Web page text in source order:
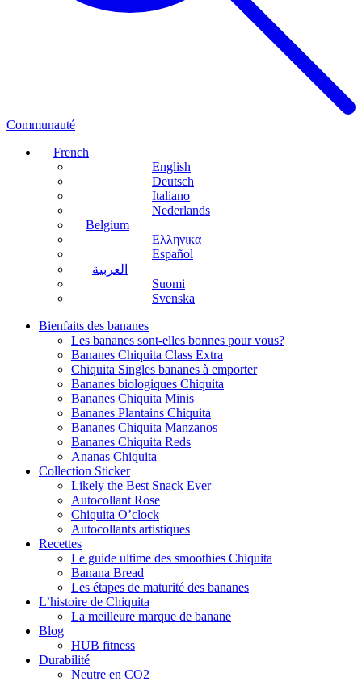
Communauté
French
English
Deutsch
Italiano
Nederlands
Belgium
Ελληνικα
Español
العربية
Suomi
Svenska
Bienfaits des bananes
Les bananes sont-elles bonnes pour vous?
Bananes Chiquita Class Extra
Chiquita Singles bananes à emporter
Bananes biologiques Chiquita
Bananes Chiquita Minis
Bananes Plantains Chiquita
Bananes Chiquita Manzanos
Bananes Chiquita Reds
Ananas Chiquita
Collection Sticker
Likely the Best Snack Ever
Autocollant Rose
Chiquita O’clock
Autocollants artistiques
Recettes
Le guide ultime des smoothies Chiquita
Banana Bread
Les étapes de maturité des bananes
L’histoire de Chiquita
La meilleure marque de banane
Blog
HUB fitness
Durabilité
Neutre en CO2